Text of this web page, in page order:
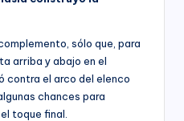
sólo que, para
arriba y abajo en el
contra el arco del elenco
chances para
toque final.